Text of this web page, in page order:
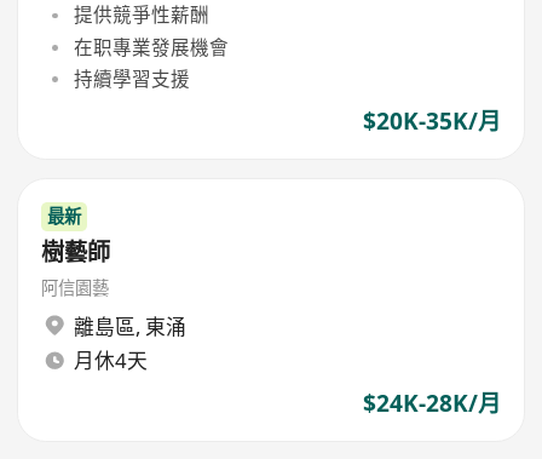
提供競爭性薪酬
在职專業發展機會
持續學習支援
$20K-35K/月
最新
樹藝師
阿信園藝
離島區, 東涌
月休4天
$24K-28K/月